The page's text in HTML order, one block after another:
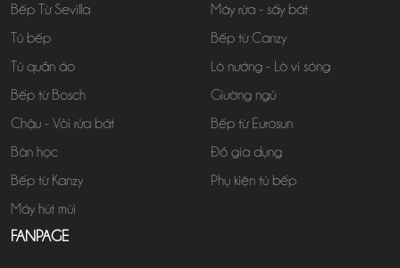
Bếp Từ Sevilla
Máy rửa - sấy bát
Tủ bếp
Bếp từ Canzy
Tủ quần áo
Lò nướng - Lò vi sóng
Bếp từ Bosch
Giường ngủ
Chậu - Vòi rửa bát
Bếp từ Eurosun
Bàn học
Đồ gia dụng
Bếp từ Kanzy
Phụ kiện tủ bếp
Máy hút mùi
FANPAGE